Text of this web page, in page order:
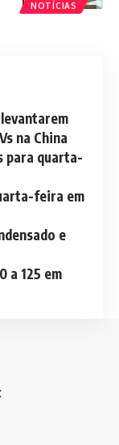
NOTÍCIAS
na China
para quarta-
feira em
e
a 125 em